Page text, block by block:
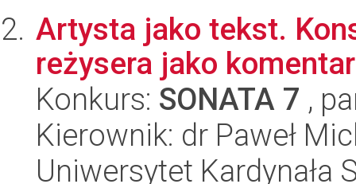
Artysta jako tekst.
reżysera jako
Konkurs: SONATA 7 ,
Kierownik: dr Paweł
Uniwersytet Kardynała